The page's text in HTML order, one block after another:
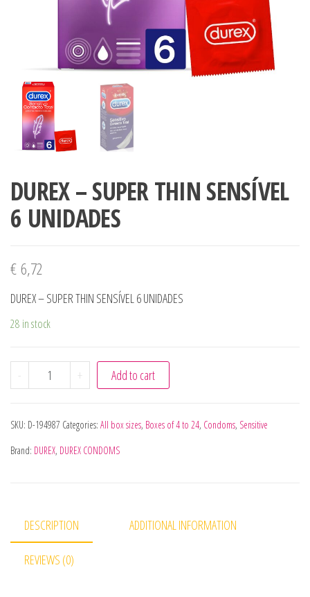
DUREX – SUPER THIN SENSÍVEL
6 UNIDADES
€ 6,72
DUREX – SUPER THIN SENSÍVEL 6 UNIDADES
28 in stock
- DUREX - SUPER THIN SENSÍVEL 6 UNIDADES quantity
+ Add to cart
SKU: D-194987 Categories: All box sizes, Boxes of 4 to 24, Condoms, Sensitive
Brand: DUREX, DUREX CONDOMS
DESCRIPTION ADDITIONAL INFORMATION
REVIEWS (0)